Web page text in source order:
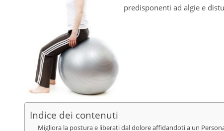
predisponenti ad algie e
Indice dei contenuti
Migliora la postura e liberati dal dolore affidandoti a un